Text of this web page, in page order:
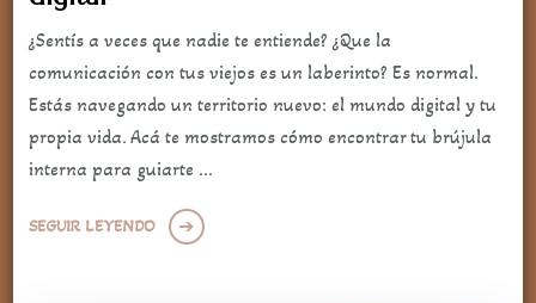
¿Sentís a veces que nadie te entiende? ¿Que la
comunicación con tus viejos es un laberinto? Es normal.
Estás navegando un territorio nuevo: el mundo digital y tu
propia vida. Acá te mostramos cómo encontrar tu brújula
interna para guiarte …
SEGUIR LEYENDO